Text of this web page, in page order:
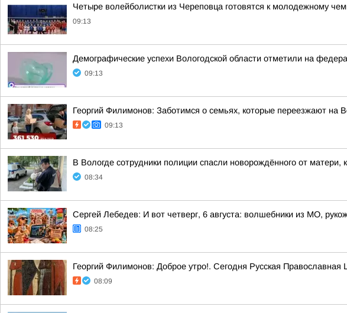
Четыре волейболистки из Череповца готовятся к молодежному
09:13
Демографические успехи Вологодской области отметили на
09:13
Георгий Филимонов: Заботимся о семьях, которые переезжают на
09:13
В Вологде сотрудники полиции спасли новорождённого от матери,
08:34
Сергей Лебедев: И вот четверг, 6 августа: волшебники из МО,
08:25
Георгий Филимонов: Доброе утро!. Сегодня Русская Православная
08:09